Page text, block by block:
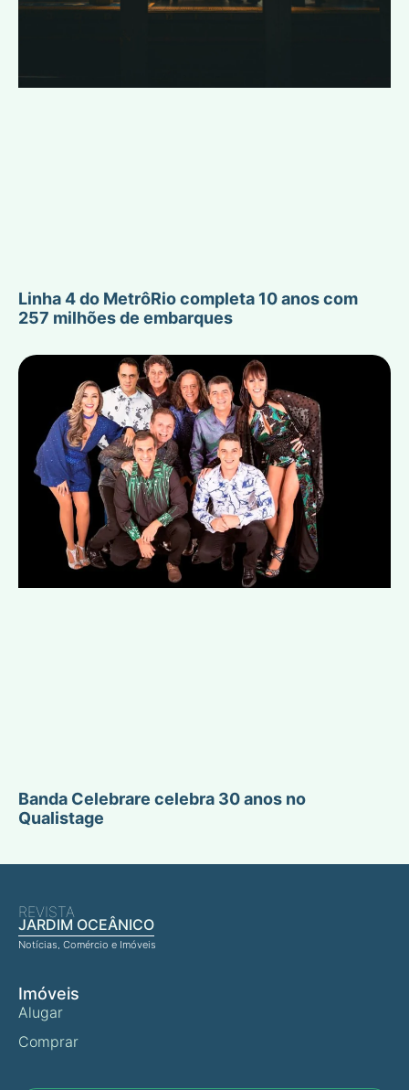
Linha 4 do MetrôRio completa 10 anos com
257 milhões de embarques
Banda Celebrare celebra 30 anos no
Qualistage
REVISTA
JARDIM OCEÂNICO
Notícias, Comércio e Imóveis
Imóveis
Alugar
Comprar